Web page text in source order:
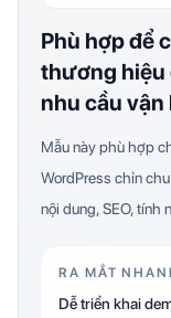
Phù hợp để
thương hiệu
nhu cầu vận
Mẫu này phù hợp
WordPress chỉn
nội dung, SEO, tính
RA MẮT
Dễ triển khai